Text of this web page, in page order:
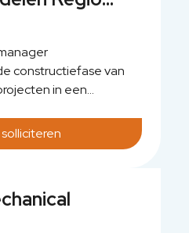
projecten in de
constructiefase van
in een
bewaakt veiligheid,
zorgt dat
managen van